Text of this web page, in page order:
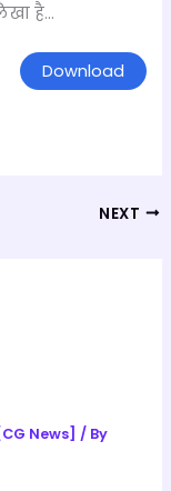
है…
Download
NEXT
News] / By